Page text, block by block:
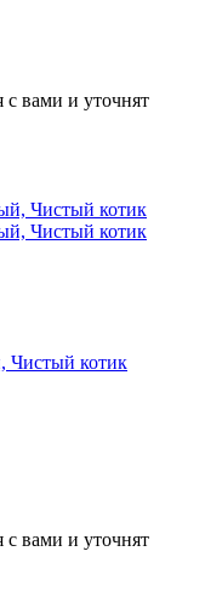
вами и уточнят
Чистый котик
вами и уточнят